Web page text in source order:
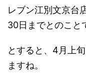
レブン江別文京台
30日までとのこと
とすると、4月上
ますね。